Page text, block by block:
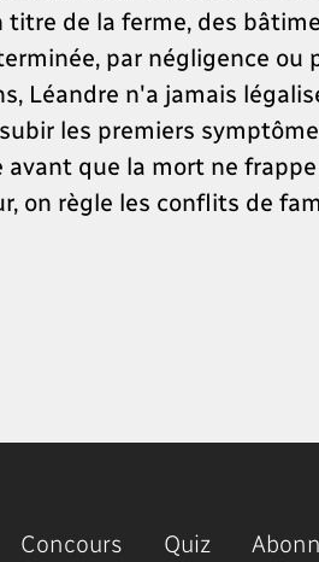
de la ferme, des
par négligence ou
Léandre n'a jamais
les premiers
que la mort ne
on règle les conflits de
Concours Quiz